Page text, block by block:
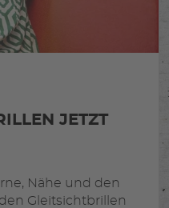
JETZT
Nähe und den
Gleitsichtbrillen